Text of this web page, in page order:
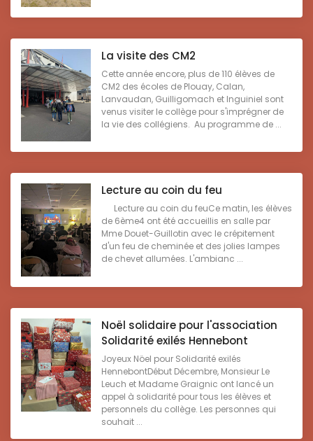
La visite des CM2
Cette année encore, plus de 110 élèves de
CM2 des écoles de Plouay, Calan,
Lanvaudan, Guilligomach et Inguiniel sont
venus visiter le collège pour s'imprégner de
la vie des collégiens. Au programme de ...
Lecture au coin du feu
Lecture au coin du feuCe matin, les élèves
de 6ème4 ont été accueillis en salle par
Mme Douet-Guillotin avec le crépitement
d'un feu de cheminée et des jolies lampes
de chevet allumées. L'ambianc ...
Noël solidaire pour l'association
Solidarité exilés Hennebont
Joyeux Nöel pour Solidarité exilés
HennebontDébut Décembre, Monsieur Le
Leuch et Madame Graignic ont lancé un
appel à solidarité pour tous les élèves et
personnels du collège. Les personnes qui
souhait ...